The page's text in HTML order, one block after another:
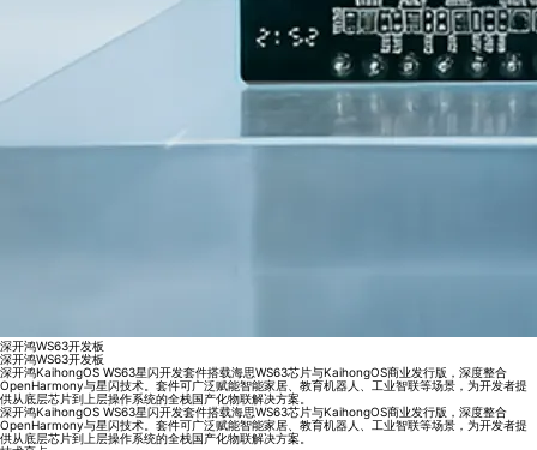
深开鸿WS63开发板
深开鸿WS63开发板
深开鸿KaihongOS WS63星闪开发套件搭载海思WS63芯片与KaihongOS商业发行版，深度整合
OpenHarmony与星闪技术。套件可广泛赋能智能家居、教育机器人、工业智联等场景，为开发者提
供从底层芯片到上层操作系统的全栈国产化物联解决方案。
深开鸿KaihongOS WS63星闪开发套件搭载海思WS63芯片与KaihongOS商业发行版，深度整合
OpenHarmony与星闪技术。套件可广泛赋能智能家居、教育机器人、工业智联等场景，为开发者提
供从底层芯片到上层操作系统的全栈国产化物联解决方案。